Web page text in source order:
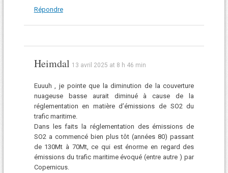
Répondre
Heimdal 13 avril 2025 at 8 h 46 min
Euuuh , je pointe que la diminution de la couverture
nuageuse basse aurait diminué à cause de la
réglementation en matière d’émissions de SO2 du
trafic maritime.
Dans les faits la réglementation des émissions de
SO2 a commencé bien plus tôt (années 80) passant
de 130Mt à 70Mt, ce qui est énorme en regard des
émissions du trafic maritime évoqué (entre autre ) par
Copernicus.